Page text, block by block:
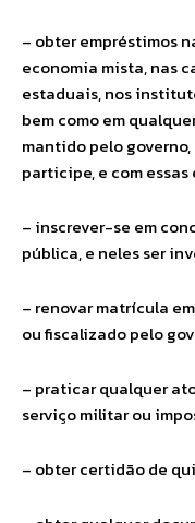
– obter empréstimos
economia mista, nas
estaduais, nos
bem como em
mantido pelo
participe, e com
– inscrever-se em
pública, e neles ser
– renovar matrícula
ou fiscalizado pelo
– praticar qualquer
serviço militar ou
– obter certidão de